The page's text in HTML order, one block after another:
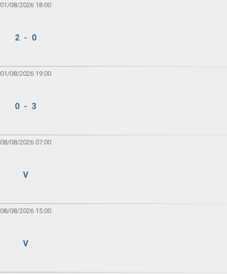
01/08/2026 18:00
2 - 0
01/08/2026 19:00
0 - 3
08/08/2026 07:00
V
08/08/2026 15:00
V